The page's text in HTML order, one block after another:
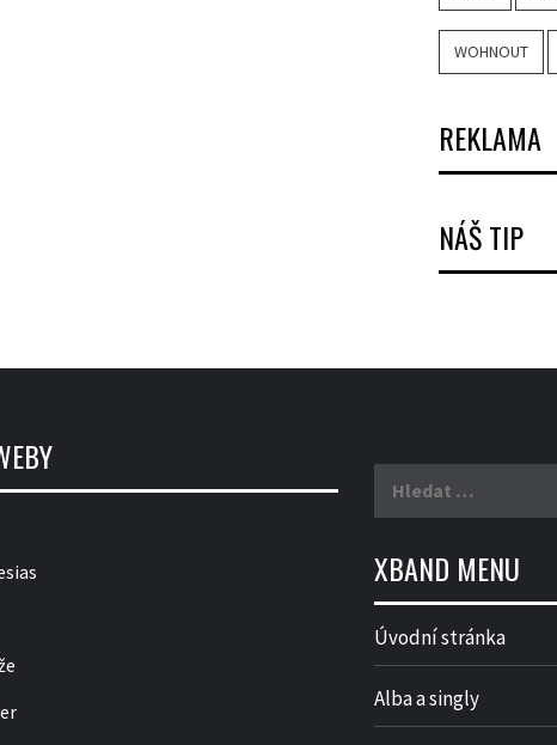
WOHNOUT
REKLAMA
NÁŠ TIP
XBAND MENU
Úvodní stránka
Alba a singly